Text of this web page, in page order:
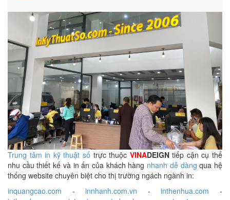
Trung tâm in kỹ thuật số trực thuộc VINADEIGNtiếp cận cụ thể
nhu cầu thiết kế và in ấn của khách hàng nhanh dễ dàng qua hệ
thống website chuyên biệt cho thị trường ngách ngành in:
inquangcao.com -innhanh.com.vn -inthenhua.com -